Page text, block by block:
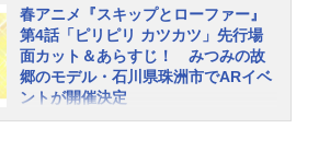
定！■放送情報TOKYOMX：4月4日か
ら毎週火曜日23:00～AT-X：4月5日
から毎週水曜日22:00～【※リピート
放送】毎週金曜日10:00〜／毎週火曜
日16:00〜北陸朝日放送：4月5日から
春アニメ『スキップとローファー』
第4話「ピリピリ カツカツ」先行場
面カット＆あらすじ！ みつみの故
郷のモデル・石川県珠洲市でARイベ
ントが開催決定
「月刊アフタヌーン」にて連載中の